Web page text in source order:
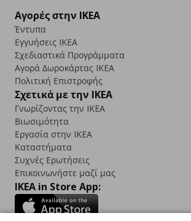
Αγορές στην IKEA
Έντυπα
Εγγυήσεις IKEA
Σχεδιαστικά Προγράμματα
Αγορά Δωρoκάρτας IKEA
Πολιτική Επιστροφής
Σχετικά με την IKEA
Γνωρίζοντας την IKEA
Βιωσιμότητα
Εργασία στην IKEA
Καταστήματα
Συχνές Ερωτήσεις
Επικοινωνήστε μαζί μας
IKEA in Store App: